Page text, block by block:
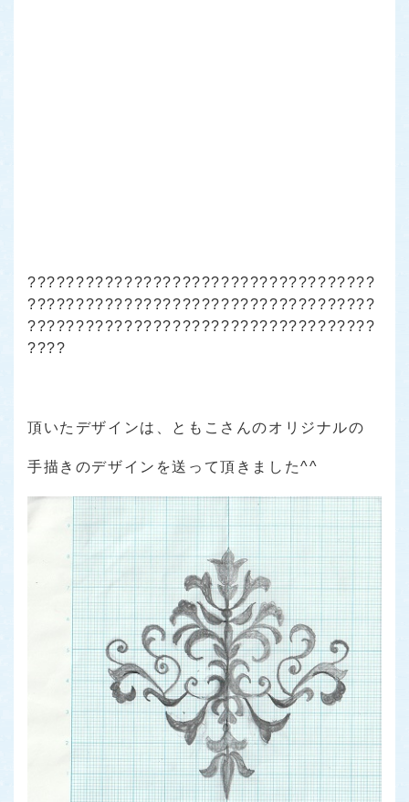
????????????????????????????????????
????????????????????????????????????
????????????????????????????????????
????
頂いたデザインは、ともこさんのオリジナルの
手描きのデザインを送って頂きました^^